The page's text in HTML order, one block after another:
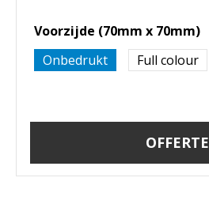
Voorzijde (70mm x 70mm)
Onbedrukt
Full colour
OFFERTE